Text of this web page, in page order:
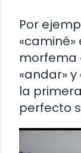
Por
morfema
«andar»
la
perfecto